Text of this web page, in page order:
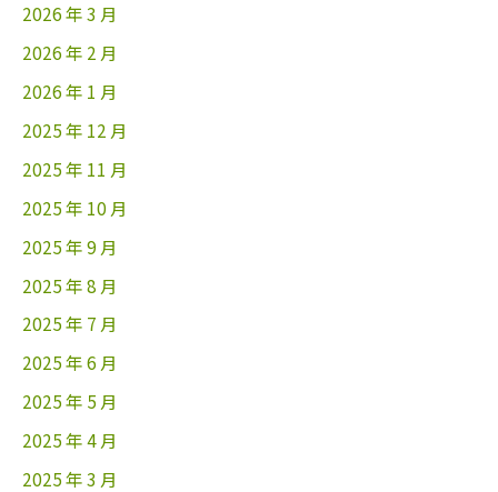
2026 年 3 月
2026 年 2 月
2026 年 1 月
2025 年 12 月
2025 年 11 月
2025 年 10 月
2025 年 9 月
2025 年 8 月
2025 年 7 月
2025 年 6 月
2025 年 5 月
2025 年 4 月
2025 年 3 月